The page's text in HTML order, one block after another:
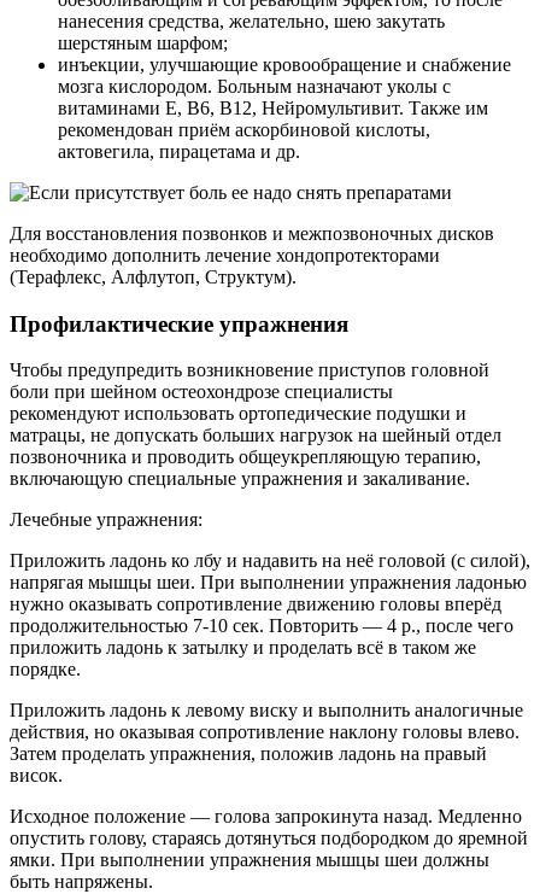
нанесения средства, желательно, шею закутать
шерстяным шарфом;
инъекции, улучшающие кровообращение и снабжение
мозга кислородом. Больным назначают уколы с
витаминами E, B6, B12, Нейромультивит. Также им
рекомендован приём аскорбиновой кислоты,
актовегила, пирацетама и др.
Для восстановления позвонков и межпозвоночных дисков
необходимо дополнить лечение хондопротекторами
(Терафлекс, Алфлутоп, Структум).
Профилактические упражнения
Чтобы предупредить возникновение приступов головной
боли при шейном остеохондрозе специалисты
рекомендуют использовать ортопедические подушки и
матрацы, не допускать больших нагрузок на шейный отдел
позвоночника и проводить общеукрепляющую терапию,
включающую специальные упражнения и закаливание.
Лечебные упражнения:
Приложить ладонь ко лбу и надавить на неё головой (с силой),
напрягая мышцы шеи. При выполнении упражнения ладонью
нужно оказывать сопротивление движению головы вперёд
продолжительностью 7-10 сек. Повторить — 4 р., после чего
приложить ладонь к затылку и проделать всё в таком же
порядке.
Приложить ладонь к левому виску и выполнить аналогичные
действия, но оказывая сопротивление наклону головы влево.
Затем проделать упражнения, положив ладонь на правый
висок.
Исходное положение — голова запрокинута назад. Медленно
опустить голову, стараясь дотянуться подбородком до яремной
ямки. При выполнении упражнения мышцы шеи должны
быть напряжены.